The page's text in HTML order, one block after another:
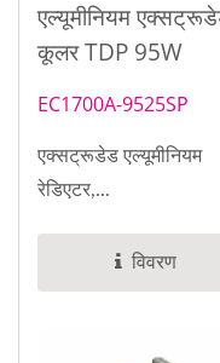
एल्यूमीनियम
कूलर TDP 95W
EC1700A-9525SP
एक्सट्रूडेड एल्यूमीनियम
रेडिएटर,...
विवरण